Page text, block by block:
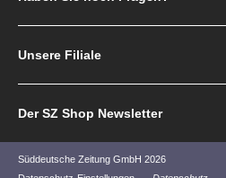
Unsere Filiale
Der SZ Shop Newsletter
Süddeutsche Zeitung GmbH 2026